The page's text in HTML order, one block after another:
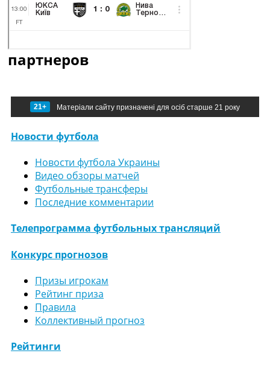
партнеров
21+ Матеріали сайту призначені для осіб старше 21 року
Новости футбола
Новости футбола Украины
Видео обзоры матчей
Футбольные трансферы
Последние комментарии
Телепрограмма футбольных трансляций
Конкурс прогнозов
Призы игрокам
Рейтинг приза
Правила
Коллективный прогноз
Рейтинги